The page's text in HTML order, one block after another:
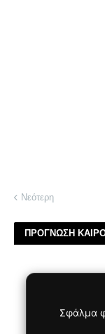
Νεότερη
ΠΡΟΓΝΩΣΗ
Σφάλμα